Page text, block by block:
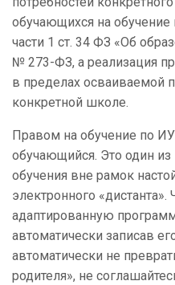
обучающихся на
части 1 ст. 34 ФЗ «Об
№ 273-ФЗ, а реализация
в пределах осваиваемой
конкретной школе.
Правом на обучение по
обучающийся. Это один
обучения вне рамок
электронного
адаптированную
автоматически записав
автоматически не
родителя», не